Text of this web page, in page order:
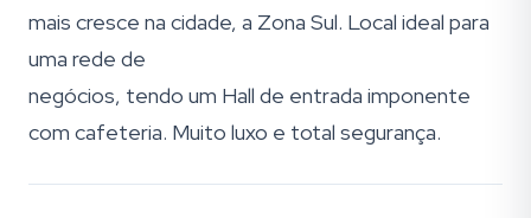
mais cresce na cidade, a Zona Sul. Local ideal para
uma rede de
negócios, tendo um Hall de entrada imponente
com cafeteria. Muito luxo e total segurança.